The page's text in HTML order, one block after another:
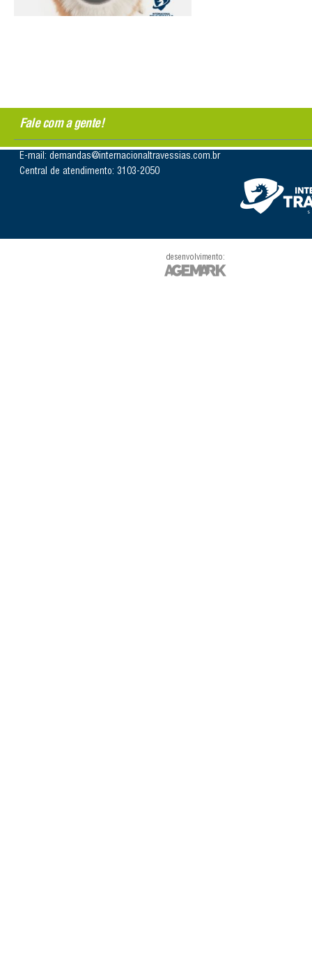
Fale com a gente!
E-mail: demandas@internacionaltravessias.com.br
Central de atendimento: 3103-2050
desenvolvimento: